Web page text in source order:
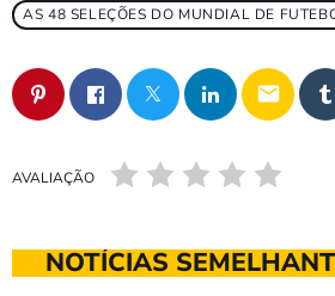
AS 48 SELEÇÕES DO MUNDIAL DE
email
AVALIAÇÃO
NOTÍCIAS